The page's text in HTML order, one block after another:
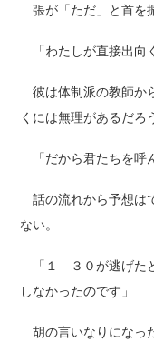
張が「ただ」と首を
「わたしが直接出向
彼は体制派の教師か
くには無理があるだろ
「だから君たちを呼
話の流れから予想は
ない。
「１―３０が逃げた
しなかったのです」
胡の言いなりになっ